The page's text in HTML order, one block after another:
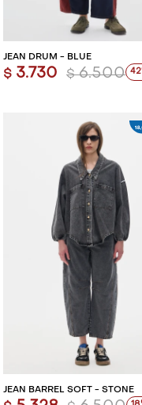
JEAN DRUM - BLUE
$ 3.730 $ 6.500 42
JEAN BARREL SOFT - STONE